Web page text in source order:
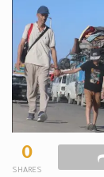
0
SHARES